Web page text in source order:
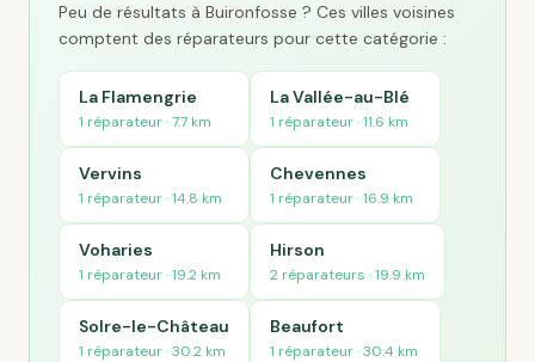
Peu de résultats à Buironfosse ? Ces villes voisines
comptent des réparateurs pour cette catégorie :
La Flamengrie
1 réparateur · 7.7 km
La Vallée-au-Blé
1 réparateur · 11.6 km
Vervins
1 réparateur · 14.8 km
Chevennes
1 réparateur · 16.9 km
Voharies
1 réparateur · 19.2 km
Hirson
2 réparateurs · 19.9 km
Solre-le-Château
1 réparateur · 30.2 km
Beaufort
1 réparateur · 30.4 km